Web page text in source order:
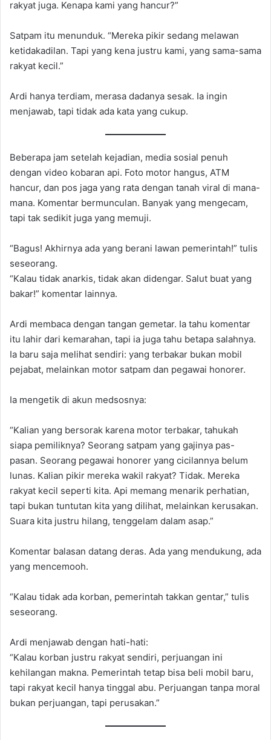
rakyat juga. Kenapa kami yang hancur?”
Satpam itu menunduk. “Mereka pikir sedang melawan
ketidakadilan. Tapi yang kena justru kami, yang sama-sama
rakyat kecil.”
Ardi hanya terdiam, merasa dadanya sesak. Ia ingin
menjawab, tapi tidak ada kata yang cukup.
Beberapa jam setelah kejadian, media sosial penuh
dengan video kobaran api. Foto motor hangus, ATM
hancur, dan pos jaga yang rata dengan tanah viral di mana-
mana. Komentar bermunculan. Banyak yang mengecam,
tapi tak sedikit juga yang memuji.
“Bagus! Akhirnya ada yang berani lawan pemerintah!” tulis
seseorang.
“Kalau tidak anarkis, tidak akan didengar. Salut buat yang
bakar!” komentar lainnya.
Ardi membaca dengan tangan gemetar. Ia tahu komentar
itu lahir dari kemarahan, tapi ia juga tahu betapa salahnya.
Ia baru saja melihat sendiri: yang terbakar bukan mobil
pejabat, melainkan motor satpam dan pegawai honorer.
Ia mengetik di akun medsosnya:
“Kalian yang bersorak karena motor terbakar, tahukah
siapa pemiliknya? Seorang satpam yang gajinya pas-
pasan. Seorang pegawai honorer yang cicilannya belum
lunas. Kalian pikir mereka wakil rakyat? Tidak. Mereka
rakyat kecil seperti kita. Api memang menarik perhatian,
tapi bukan tuntutan kita yang dilihat, melainkan kerusakan.
Suara kita justru hilang, tenggelam dalam asap.”
Komentar balasan datang deras. Ada yang mendukung, ada
yang mencemooh.
“Kalau tidak ada korban, pemerintah takkan gentar,” tulis
seseorang.
Ardi menjawab dengan hati-hati:
“Kalau korban justru rakyat sendiri, perjuangan ini
kehilangan makna. Pemerintah tetap bisa beli mobil baru,
tapi rakyat kecil hanya tinggal abu. Perjuangan tanpa moral
bukan perjuangan, tapi perusakan.”